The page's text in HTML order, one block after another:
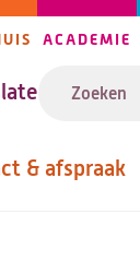
ACADEMIE
& afspraak